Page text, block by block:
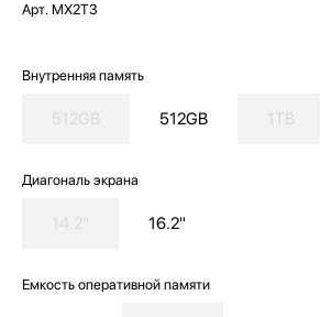
Арт.MX2T3
Внутренняя память
512GB 512GB 1TB
Диагональ экрана
14.2" 16.2"
Емкость оперативной памяти